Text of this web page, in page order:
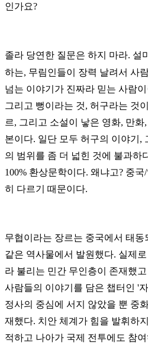
인가요?
졸라 당연한 질문은 하지 마라. 설
하는, 무림인들이 장력 날려서 사
넘는 이야기가 진짜라 믿는 사람
그리고 뻥이라는 것, 허구라는 것
르, 그리고 소설이 낳은 영화, 만화
본이다. 일단 모두 허구의 이야기,
의 범위를 좀 더 넓힌 것에 불과하
100% 환상문학이다. 왜냐고? 중
히 다르기 때문이다.
무협이라는 장르는 중국에서 태
같은 역사물에서 발원했다. 실제
라 불리는 민간 무인층이 존재했
사람들의 이야기를 담은 챕터인 '
정사의 중심에 서지 않았을 뿐 중
재했다. 치안 체계가 힘을 발휘하
적하고 나아가 국제 전투에도 참